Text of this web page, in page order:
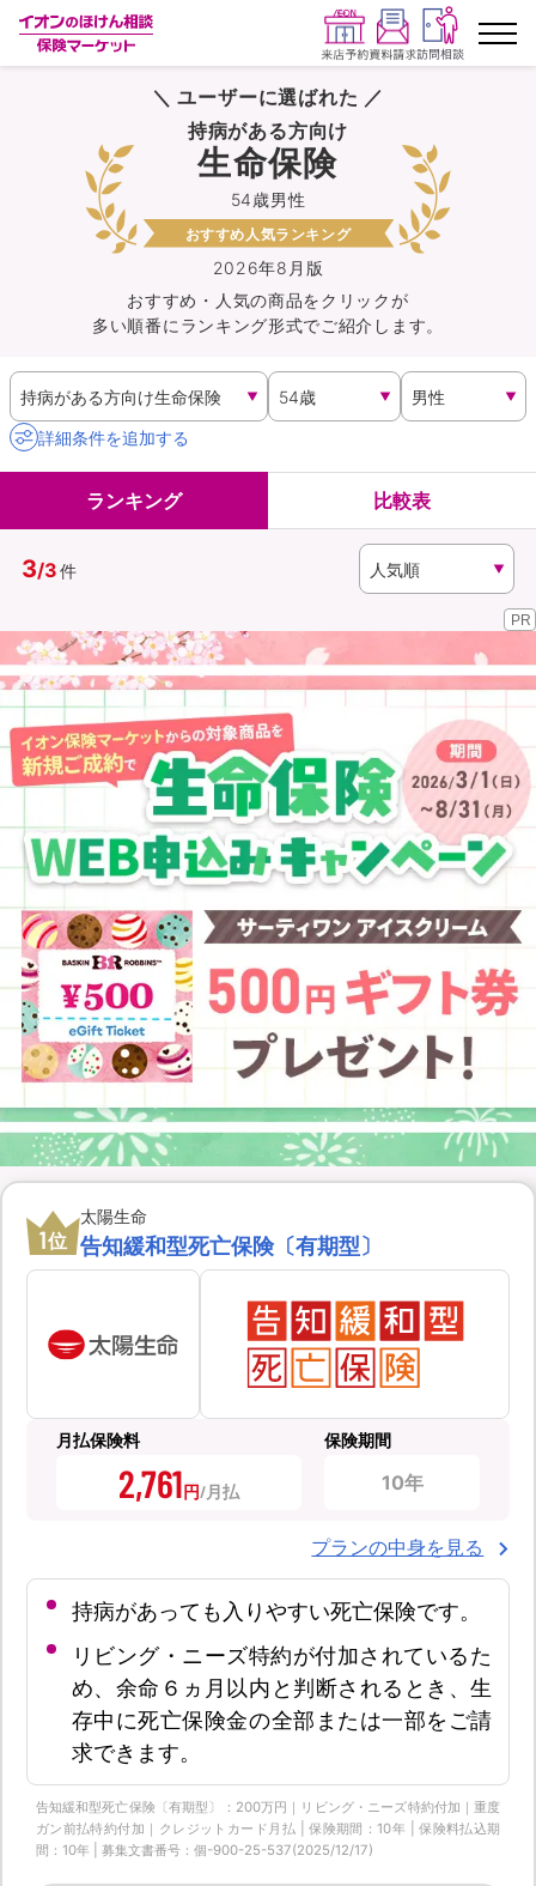
ランキングから探す
保険を比較する
保険会社から探す
イオンカード会員さま専用保険
キャンペーン一覧
コラム
イオングループ従業員さま向け
（無料） （無料）
イオンカード会員さま専用保険
＼ ユーザーに選ばれた ／
2026年8月版
54歳男性
持病がある方向け
生命保険
おすすめ人気ランキング
おすすめ・人気の商品をクリックが
多い順番にランキング形式でご紹介します。
詳細条件を追加する
ランキング 比較表
3/3件
PR
1位
太陽生命
告知緩和型死亡保険〔有期型〕
月払保険料
2,761円
保険期間
10年
プランの中身を見る
持病があっても入りやすい死亡保険です。
リビング・ニーズ特約が付加されているた
め、余命６ヵ月以内と判断されるとき、生
存中に死亡保険金の全部または一部をご請
求できます。
告知緩和型死亡保険〔有期型〕：200万円｜リビング・ニーズ特約付加｜重度
ガン前払特約付加｜クレジットカード月払 | 保険期間：10年 | 保険料払込期
間：10年 | 募集文書番号：個-900-25-537(2025/12/17)